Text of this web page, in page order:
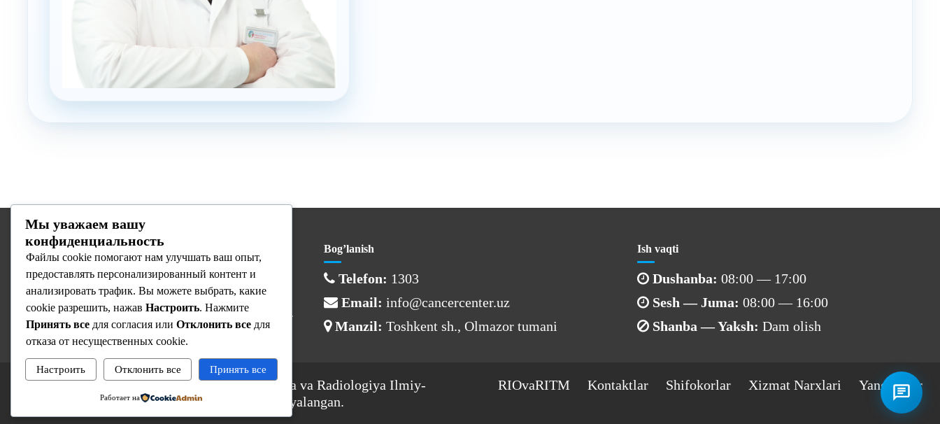
Biz haqimizda
Respublika Ixtisoslashtirilgan Onkologiya va
Radiologiya Ilmiy-Amaliy Tibbiyot Markazi —
O’zbekistondagi yetakchi onkologiya muassasasi.
Bog’lanish
Telefon: 1303
Email: info@cancercenter.uz
Manzil: Toshkent sh., Olmazor tumani
Ish vaqti
Dushanba: 08:00 — 17:00
Sesh — Juma: 08:00 — 16:00
Shanba — Yaksh: Dam olish
© 2025 Respublika Ixtisoslashtirilgan Onkologiya va Radiologiya Ilmiy-
Amaliy Tibbiyot Markazi. Barcha huquqlar himoyalangan.
RIOvaRITM Kontaktlar Shifokorlar Xizmat Narxlari Yangiliklar
Мы уважаем вашу
конфиденциальность
Файлы cookie помогают нам улучшать ваш опыт,
предоставлять персонализированный контент и
анализировать трафик. Вы можете выбрать, какие
cookie разрешить, нажав Настроить. Нажмите
Принять все для согласия или Отклонить все для
отказа от несущественных cookie.
Настроить Отклонить все Принять все
Работает на